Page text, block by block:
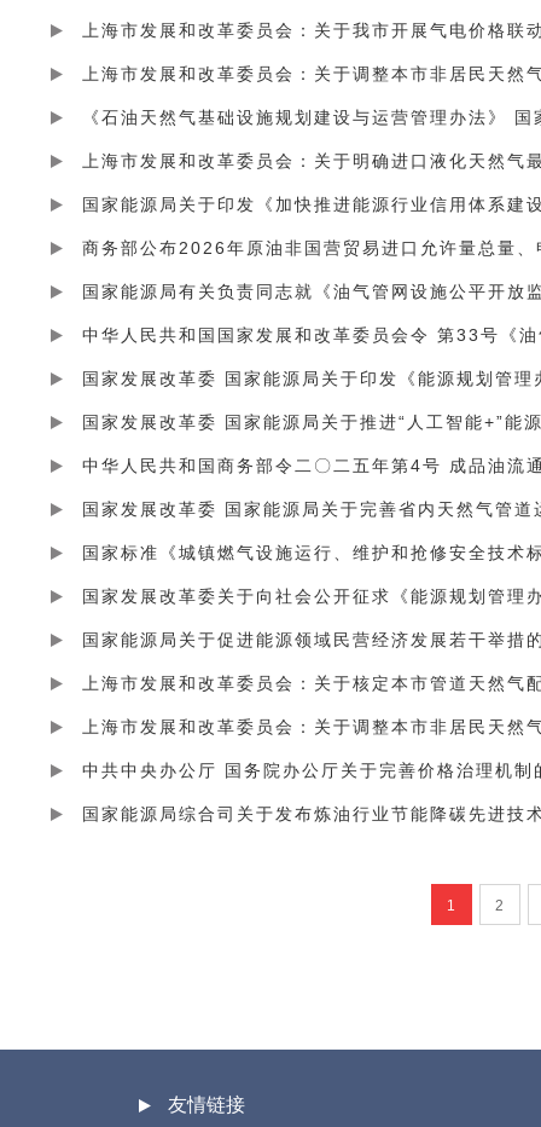
上海市发展和改革委员会：关于我市开展气电价格联
上海市发展和改革委员会：关于调整本市非居民天然
《石油天然气基础设施规划建设与运营管理办法》
上海市发展和改革委员会：关于明确进口液化天然气
国家能源局关于印发《加快推进能源行业信用体系建
商务部公布2026年原油非国营贸易进口允许量总量
国家能源局有关负责同志就《油气管网设施公平开放
中华人民共和国国家发展和改革委员会令 第33号《
国家发展改革委 国家能源局关于印发《能源规划管理
国家发展改革委 国家能源局关于推进“人工智能+”能
中华人民共和国商务部令二〇二五年第4号 成品油流
国家标准《城镇燃气设施运行、维护和抢修安全技术
国家发展改革委关于向社会公开征求《能源规划管理
国家能源局关于促进能源领域民营经济发展若干举措
上海市发展和改革委员会：关于调整本市非居民天然
中共中央办公厅 国务院办公厅关于完善价格治理机制
国家能源局综合司关于发布炼油行业节能降碳先进技
1 2
友情链接